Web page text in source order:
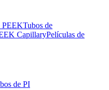
PEEKTubos de
CapillaryPelículas de
de PI